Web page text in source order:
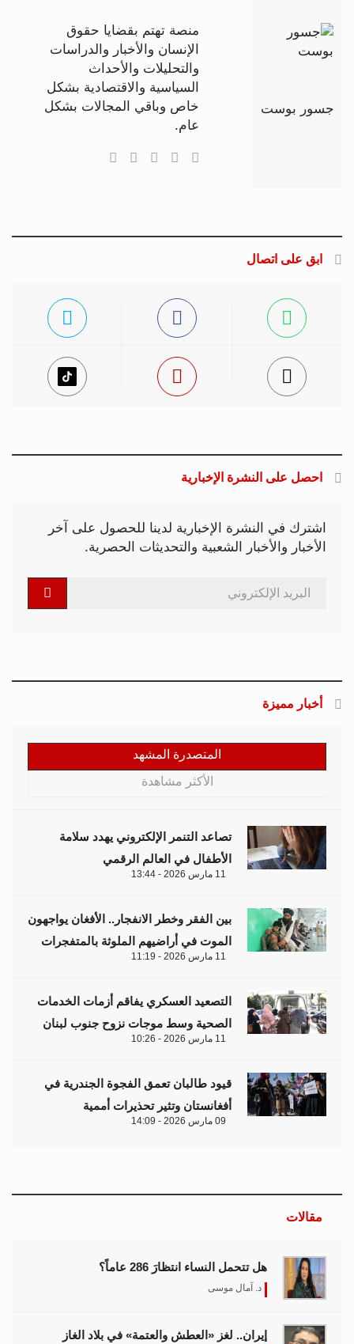
جسور بوست
منصة تهتم بقضايا حقوق
الإنسان والأخبار والدراسات
والتحليلات والأحداث
السياسية والاقتصادية بشكل
خاص وباقي المجالات بشكل
عام.
ابق على اتصال
احصل على النشرة الإخبارية
اشترك في النشرة الإخبارية لدينا للحصول على آخر
الأخبار والأخبار الشعبية والتحديثات الحصرية.
أخبار مميزة
المتصدرة المشهد
الأكثر مشاهدة
تصاعد التنمر الإلكتروني يهدد سلامة
الأطفال في العالم الرقمي
11 مارس 2026 - 13:44
بين الفقر وخطر الانفجار.. الأفغان يواجهون
الموت في أراضيهم الملوثة بالمتفجرات
11 مارس 2026 - 11:19
التصعيد العسكري يفاقم أزمات الخدمات
الصحية وسط موجات نزوح جنوب لبنان
11 مارس 2026 - 10:26
قيود طالبان تعمق الفجوة الجندرية في
أفغانستان وتثير تحذيرات أممية
09 مارس 2026 - 14:09
مقالات
هل تتحمل النساء انتظارَ 286 عاماً؟
د. آمال موسى
إيران.. لغز «العطش والعتمة» في بلاد الغاز